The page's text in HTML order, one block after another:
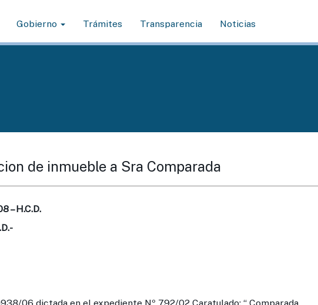
Gobierno Trámites Transparencia Noticias
de inmueble a Sra Comparada
– H.C.D.